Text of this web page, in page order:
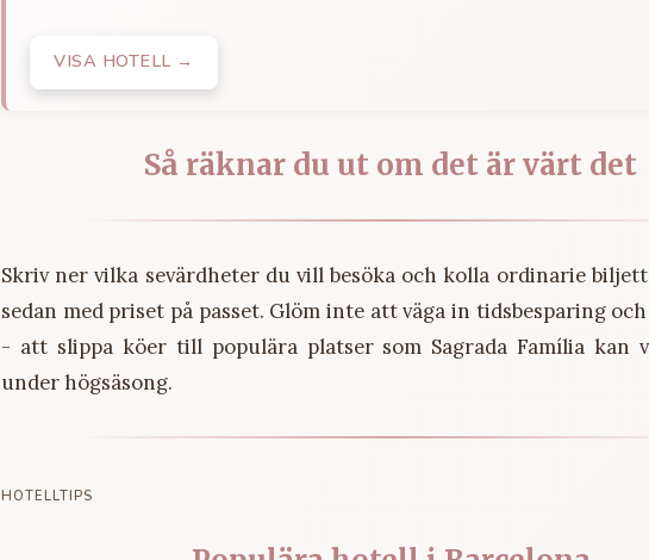
VISA HOTELL →
Så räknar du ut om det är värt det
Skriv ner vilka sevärdheter du vill besöka och kolla ordinarie
sedan med priset på passet. Glöm inte att väga in tidsbesparing
- att slippa köer till populära platser som Sagrada Família kan
under högsäsong.
HOTELLTIPS